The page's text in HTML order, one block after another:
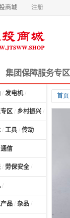
商城 注册
集团保障服务专区
/ 发电机/
区 / 乡村振兴 /
/ 工具 / 传动
通信
/ 劳保安全 /
/
品 / 杂品 /
首页